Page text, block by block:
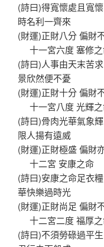
(詩曰)得寬懷處且寬
時名利一齊來
(財運)正財八分 偏財
十一宮六度 塞修
(詩曰)人事由天末苦
景欣然便不憂
(財運)正財十分 偏財
十一宮八度 光輝
(詩曰)骨肉光華氣象
限人揚有遠威
(財運)正財極盛 偏財
十二宮 安康之命
(詩曰)安康之命足衣
華快樂過時光
(財運)正財尚足 偏財
十二宮二度 福厚
(詩曰)不須勞碌過平